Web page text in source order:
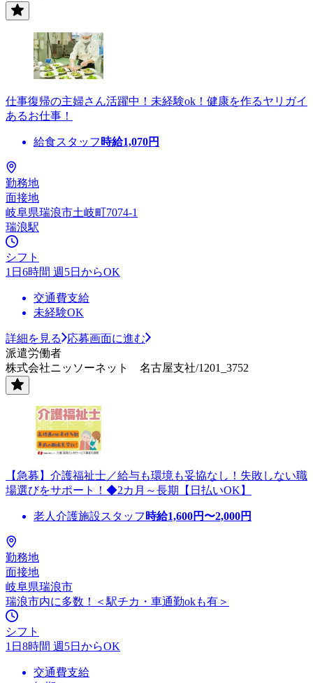
仕事復帰の主婦さん活躍中！未経験ok！健康を作るヤリガイ
あるお仕事！
給食スタッフ 時給1,070円
勤務地
面接地
岐阜県瑞浪市土岐町7074-1
瑞浪駅
シフト
1日6時間 週5日からOK
交通費支給
未経験OK
詳細を見る
応募画面に進む
派遣労働者
株式会社ニッソーネット 名古屋支社/1201_3752
【急募】介護福祉士／給与も環境も妥協なし！失敗しない職
場選びをサポート！◆2カ月～長期【日払いOK】
老人介護施設スタッフ 時給1,600円〜2,000円
勤務地
面接地
岐阜県瑞浪市
瑞浪市内に多数！＜駅チカ・車通勤okも有＞
シフト
1日8時間 週5日からOK
交通費支給